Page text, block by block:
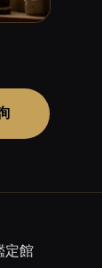
定館